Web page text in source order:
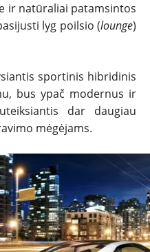
ir natūraliai patamsintos
lyg poilsio (lounge)
sportinis hibridinis
bus ypač modernus ir
dar daugiau
mėgėjams.